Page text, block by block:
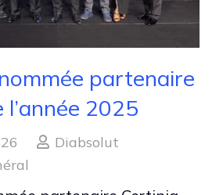
partenaire
2025
Diabsolut